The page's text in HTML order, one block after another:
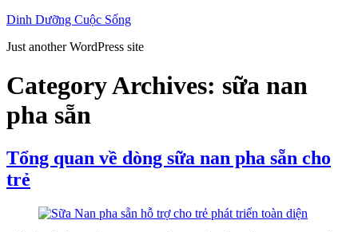
Skip
content
Dinh Dưỡng Cuộc Sống
Just another WordPress site
Category Archives: sữa nan
pha sẵn
Tổng quan về dòng sữa nan pha sẵn cho
trẻ